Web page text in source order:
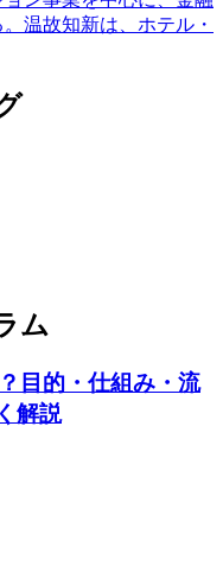
温故知新は、ホテル・
ム
目的・仕組み・流
解説